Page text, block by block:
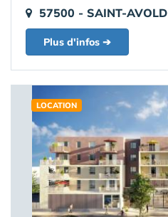
57500 - SAINT-AVOLD
Plus d'infos ➔
LOCATION